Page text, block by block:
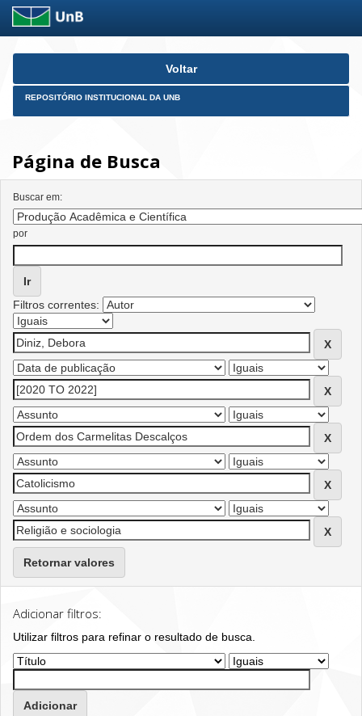
Skip
Voltar
REPOSITÓRIO INSTITUCIONAL DA UNB
Página de Busca
Buscar em:
por
Filtros correntes:
Retornar valores
Adicionar filtros:
Utilizar filtros para refinar o resultado de busca.